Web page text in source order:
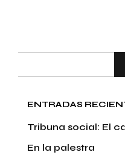
ENTRADAS
Tribuna social: El
En la palestra